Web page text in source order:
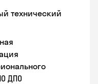
технический
ДПО